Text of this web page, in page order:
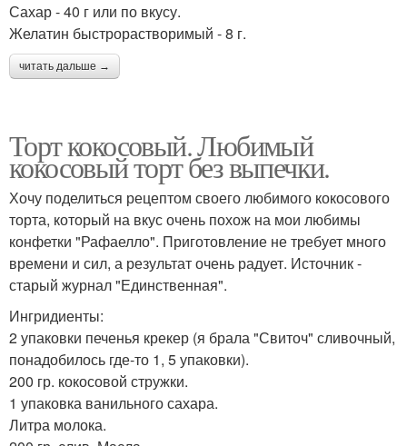
Сахар - 40 г или по вкусу.
Желатин быстрорастворимый - 8 г.
читать дальше →
Торт кокосовый. Любимый
кокосовый торт без выпечки.
Хочу поделиться рецептом своего любимого кокосового
торта, который на вкус очень похож на мои любимы
конфетки "Рафаелло". Приготовление не требует много
времени и сил, а результат очень радует. Источник -
старый журнал "Единственная".
Ингридиенты:
2 упаковки печенья крекер (я брала "Свиточ" сливочный,
понадобилось где-то 1, 5 упаковки).
200 гр. кокосовой стружки.
1 упаковка ванильного сахара.
Литра молока.